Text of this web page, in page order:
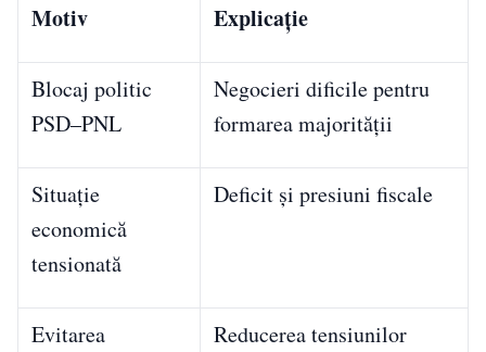
Motiv
Explicație
Blocaj politic
PSD–PNL
Negocieri dificile pentru
formarea majorității
Situație
economică
tensionată
Deficit și presiuni fiscale
Evitarea
Reducerea tensiunilor